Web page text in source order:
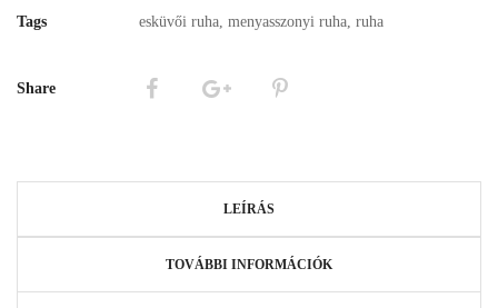
Tags
esküvői ruha, menyasszonyi ruha, ruha
Share
LEÍRÁS
TOVÁBBI INFORMÁCIÓK